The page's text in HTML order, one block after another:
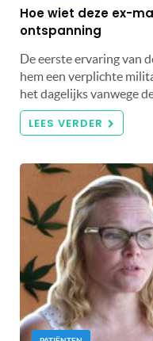
Hoe wiet deze ex-
ontspanning
De eerste ervaring van
hem een ​​verplichte
het dagelijks vanwege
LEES VERDER